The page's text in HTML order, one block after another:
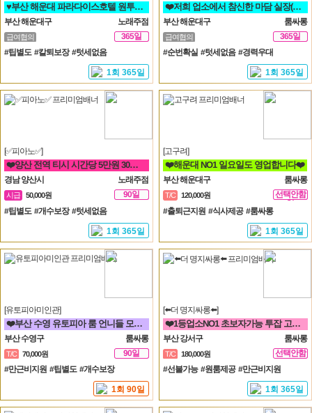
♥️부산 해운대 파라다이스호텔 원투쓰리 클럽 영업진 구합니다♥️
부산 해운대구 노래주점
급여협의
365일
#팁별도 #칼퇴보장 #텃세없음
1회 365일
❤️저희 업소에서 참신한 마담 실장(멤버) 영업진 구좌 사장님들을 모십니다❤️
부산 해운대구 룸싸롱
급여협의
365일
#순번확실 #텃세없음 #경력우대
1회 365일
[✅피아노✅]
❤️양산 전역 티시 시간당 5만원 30세 ~ 50세❤️
경남 양산시 노래주점
시급 50,000원
90일
#팁별도 #개수보장 #텃세없음
1회 365일
[고구려]
❤️해운대 NO1 일요일도 영업합니다❤️
부산 해운대구 룸싸롱
T/C 120,000원
선택안함
일
#출퇴근지원 #식사제공 #룸싸롱
1회 365일
[유토피아미인관]
❤️부산 수영 유토피아 룸 언니들 모십니다^^❤️
부산 수영구 룸싸롱
T/C 70,000원
90일
#만근비지원 #팁별도 #개수보장
1회 90일
[⬅️더 명지싸롱⬅️]
❤️1등업소NO1 초보자가능 투잡 고페이갯수보장❤️
부산 강서구 룸싸롱
T/C 180,000원
선택안함
일
#선불가능 #원룸제공 #만근비지원
1회 365일